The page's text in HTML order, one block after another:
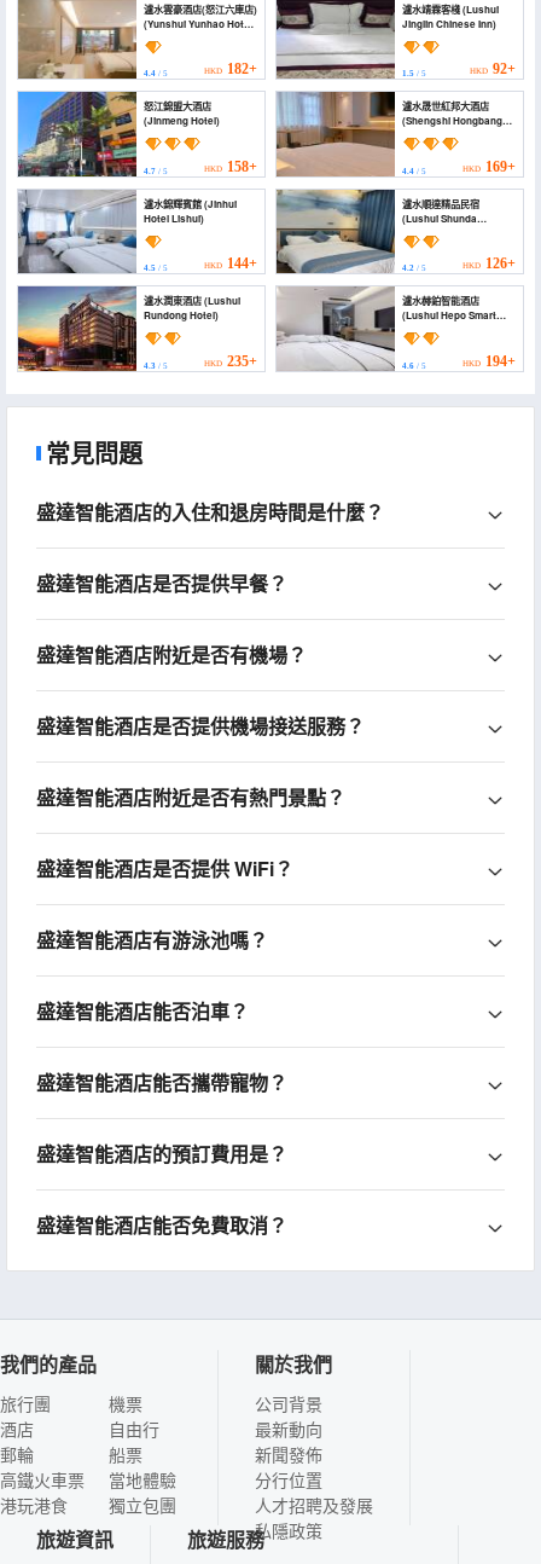
瀘水雲豪酒店(怒江六庫店)
(Yunshui Yunhao Hotel
(Nujiang Liuku Branch))
4.4 / 5 HKD 182+
瀘水靖霖客棧 (Lushui
Jinglin Chinese Inn)
1.5/ 5 HKD 92+
怒江錦盟大酒店
(Jinmeng Hotel)
4.7 / 5 HKD 158+
瀘水晟世紅邦大酒店
(Shengshi Hongbang
Hotel)
4.4/ 5 HKD 169+
瀘水錦輝賓館 (Jinhui
Hotel Lishui)
4.5 / 5 HKD 144+
瀘水順達精品民宿
(Lushui Shunda
Boutique Homestay)
4.2/ 5 HKD 126+
瀘水潤東酒店 (Lushui
Rundong Hotel)
4.3 / 5 HKD 235+
瀘水赫鉑智能酒店
(Lushui Hepo Smart
Hotel)
4.6/ 5 HKD 194+
常見問題
盛達智能酒店的入住和退房時間是什麼？
盛達智能酒店是否提供早餐？
盛達智能酒店附近是否有機場？
盛達智能酒店是否提供機場接送服務？
盛達智能酒店附近是否有熱門景點？
盛達智能酒店是否提供 WiFi？
盛達智能酒店有游泳池嗎？
盛達智能酒店能否泊車？
盛達智能酒店能否攜帶寵物？
盛達智能酒店的預訂費用是？
盛達智能酒店能否免費取消？
我們的產品
旅行團
酒店
郵輪
高鐵火車票
港玩港食
機票
自由行
船票
當地體驗
獨立包團
關於我們
公司背景
最新動向
新聞發佈
分行位置
人才招聘及發展
私隱政策
旅遊資訊 旅遊服務